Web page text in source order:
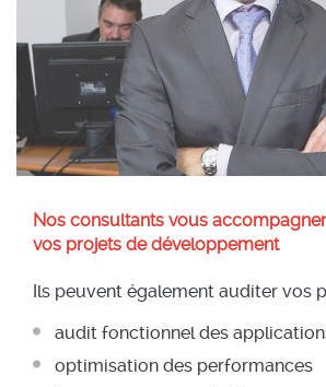
Nos consultants vous
vos projets de développement
Ils peuvent également auditer vos
audit fonctionnel des
optimisation des performances